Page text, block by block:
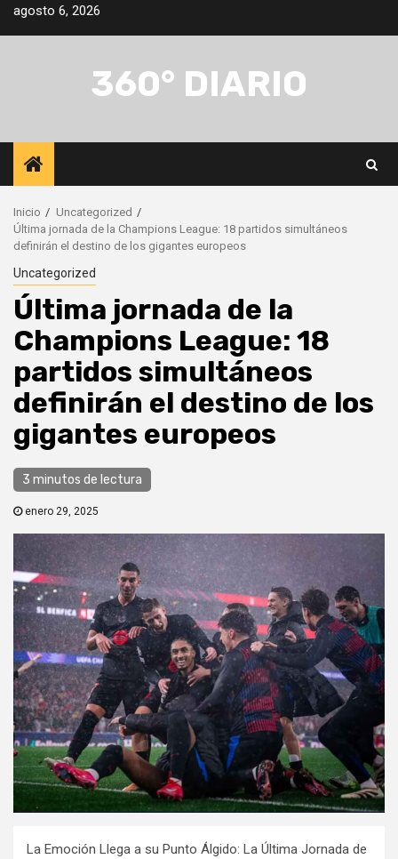
Saltar
agosto 6, 2026
360° DIARIO
Inicio
Uncategorized
Última jornada de la Champions League: 18 partidos simultáneos
definirán el destino de los gigantes europeos
Uncategorized
Última jornada de la
Champions League: 18
partidos simultáneos
definirán el destino de los
gigantes europeos
3 minutos de lectura
enero 29, 2025
La Emoción Llega a su Punto Álgido: La Última Jornada de